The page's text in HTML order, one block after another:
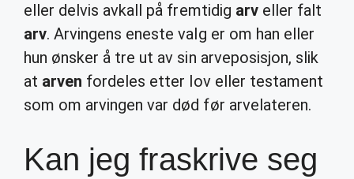
eller delvis avkall på fremtidig arveller falt
arv. Arvingens eneste valg er om han eller
hun ønsker å tre ut av sin arveposisjon, slik
at arven fordeles etter lov eller testament
som om arvingen var død før arvelateren.
Kan jeg fraskrive seg